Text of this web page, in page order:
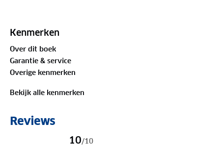
weergegeven, samen met veel toeristische en
natuurparken, attracties en benzinestations. De
kaart bevat een meertalige legenda, inclusief
Nederlands, wat extra gemak biedt tijdens het
reizen.
Kenmerken
Over dit boek
Garantie & service
Overige kenmerken
Bekijk alle kenmerken
Reviews
10/10